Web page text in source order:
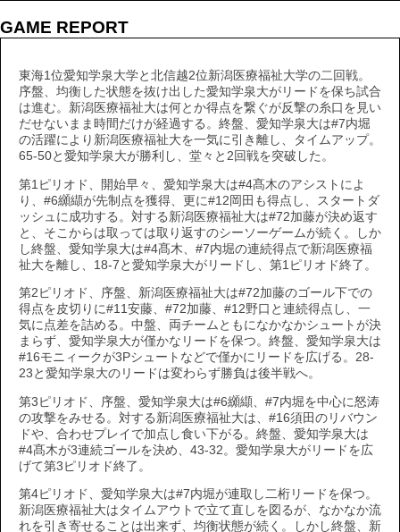
GAME REPORT
東海1位愛知学泉大学と北信越2位新潟医療福祉大学の二回戦。
序盤、均衡した状態を抜け出した愛知学泉大がリードを保ち試合
は進む。新潟医療福祉大は何とか得点を繋ぐが反撃の糸口を見い
だせないまま時間だけが経過する。終盤、愛知学泉大は#7内堀
の活躍により新潟医療福祉大を一気に引き離し、タイムアップ。
65-50と愛知学泉大が勝利し、堂々と2回戦を突破した。
第1ピリオド、開始早々、愛知学泉大は#4髙木のアシストによ
り、#6纐纈が先制点を獲得、更に#12岡田も得点し、スタートダ
ッシュに成功する。対する新潟医療福祉大は#72加藤が決め返す
と、そこからは取っては取り返すのシーソーゲームが続く。しか
し終盤、愛知学泉大は#4髙木、#7内堀の連続得点で新潟医療福
祉大を離し、18-7と愛知学泉大がリードし、第1ピリオド終了。
第2ピリオド、序盤、新潟医療福祉大は#72加藤のゴール下での
得点を皮切りに#11安藤、#72加藤、#12野口と連続得点し、一
気に点差を詰める。中盤、両チームともになかなかシュートが決
まらず、愛知学泉大が僅かなリードを保つ。終盤、愛知学泉大は
#16モニィークが3Pシュートなどで僅かにリードを広げる。28-
23と愛知学泉大のリードは変わらず勝負は後半戦へ。
第3ピリオド、序盤、愛知学泉大は#6纐纈、#7内堀を中心に怒涛
の攻撃をみせる。対する新潟医療福祉大は、#16須田のリバウン
ドや、合わせプレイで加点し食い下がる。終盤、愛知学泉大は
#4髙木が3連続ゴールを決め、43-32。愛知学泉大がリードを広
げて第3ピリオド終了。
第4ピリオド、愛知学泉大は#7内堀が連取し二桁リードを保つ。
新潟医療福祉大はタイムアウトで立て直しを図るが、なかなか流
れを引き寄せることは出来ず、均衡状態が続く。しかし終盤、新